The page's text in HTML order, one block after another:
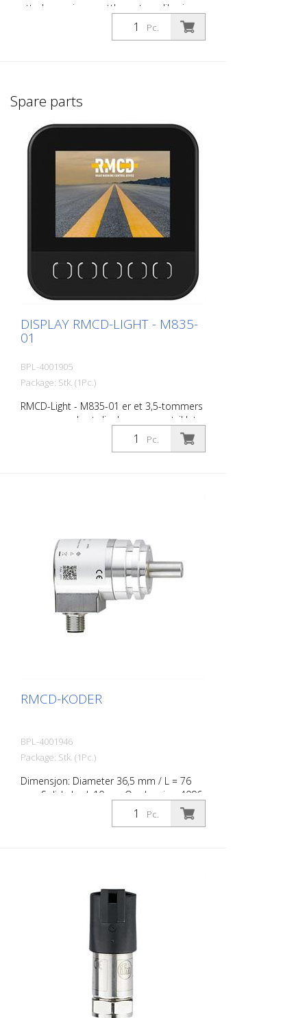
etterberegning. - nettbasert applikasjon -
fungerer på smarttelefon / nettbrett / PC -
kan tilpasses etter dine behov - lagre
fortsatt er på byggeplassen - send
byggeplassen - reduserer risikoen for
glemte oppgaver - øker likviditeten
gjennom raskere fakturering - imponerer
kundene dine med din hurtighet Blir
demonstrert på Intertraffic 2026 på
Zirocco-standen 07.407.
Pc.
Spare parts
DISPLAY RMCD-LIGHT - M835-
01
BPL-4001905
Package: Stk. (1Pc.)
RMCD-Light - M835-01 er et 3,5-tommers
programmerbart display som er utviklet
for bruk i kjøretøy og off-highway-
maskiner. DSEM835 gir brukeren
Pc.
RMCD-KODER
BPL-4001946
Package: Stk. (1Pc.)
Dimensjon: Diameter 36,5 mm / L = 76
mm Solid aksel: 10mm Oppløsning: 4096
trinn, r4096 omdreininger, 24 bit; IP68; IP
Pc.